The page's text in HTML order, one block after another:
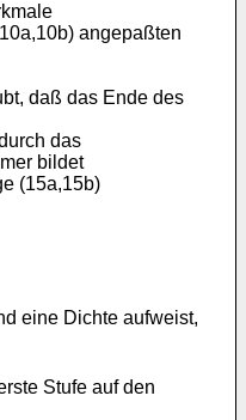
angepaßten
daß das Ende des
das
bildet
(15a,15b)
eine Dichte aufweist,
Stufe auf den